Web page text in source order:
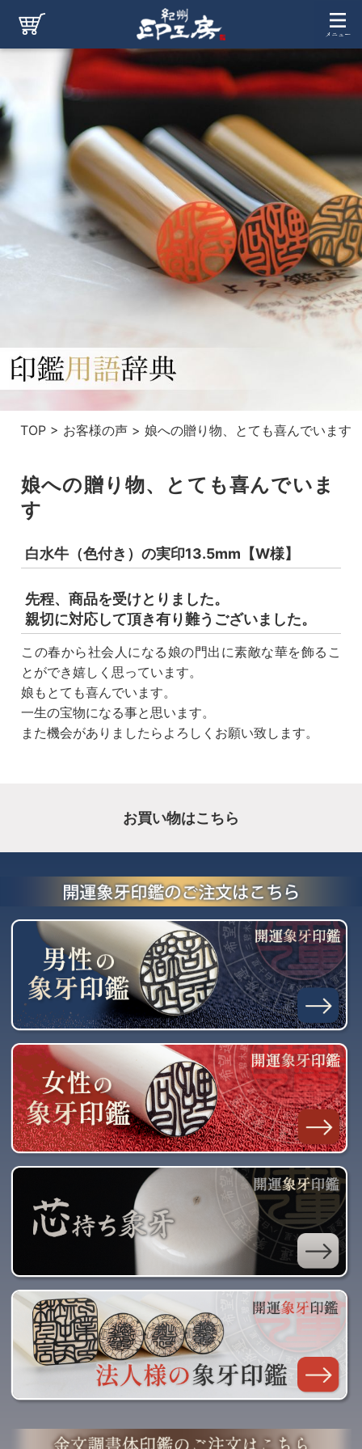
TOP> お客様の声> 娘への贈り物、とても喜んでいます
娘への贈り物、とても喜んでいま
す
白水牛（色付き）の実印13.5mm【W様】
先程、商品を受けとりました。
親切に対応して頂き有り難うございました。
この春から社会人になる娘の門出に素敵な華を飾るこ
とができ嬉しく思っています。
娘もとても喜んでいます。
一生の宝物になる事と思います。
また機会がありましたらよろしくお願い致します。
お買い物はこちら